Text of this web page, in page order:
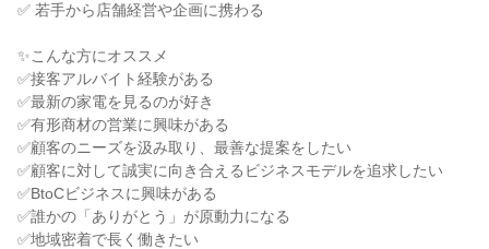
✅ 若手から店舗経営や企画に携わる
✨こんな方にオススメ
✅接客アルバイト経験がある
✅最新の家電を見るのが好き
✅有形商材の営業に興味がある
✅顧客のニーズを汲み取り、最善な提案をしたい
✅顧客に対して誠実に向き合えるビジネスモデルを追求したい
✅BtoCビジネスに興味がある
✅誰かの「ありがとう」が原動力になる
✅地域密着で長く働きたい